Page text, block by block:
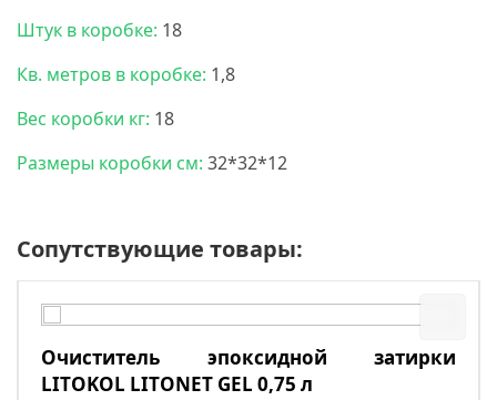
Штук в коробке: 18
Кв. метров в коробке: 1,8
Вес коробки кг: 18
Размеры коробки см: 32*32*12
Сопутствующие товары:
Очиститель эпоксидной затирки
LITOKOL LITONET GEL 0,75 л